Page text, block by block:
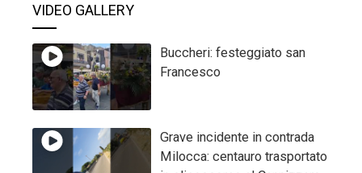
VIDEO GALLERY
Buccheri: festeggiato san
Francesco
Grave incidente in contrada
Milocca: centauro trasportato